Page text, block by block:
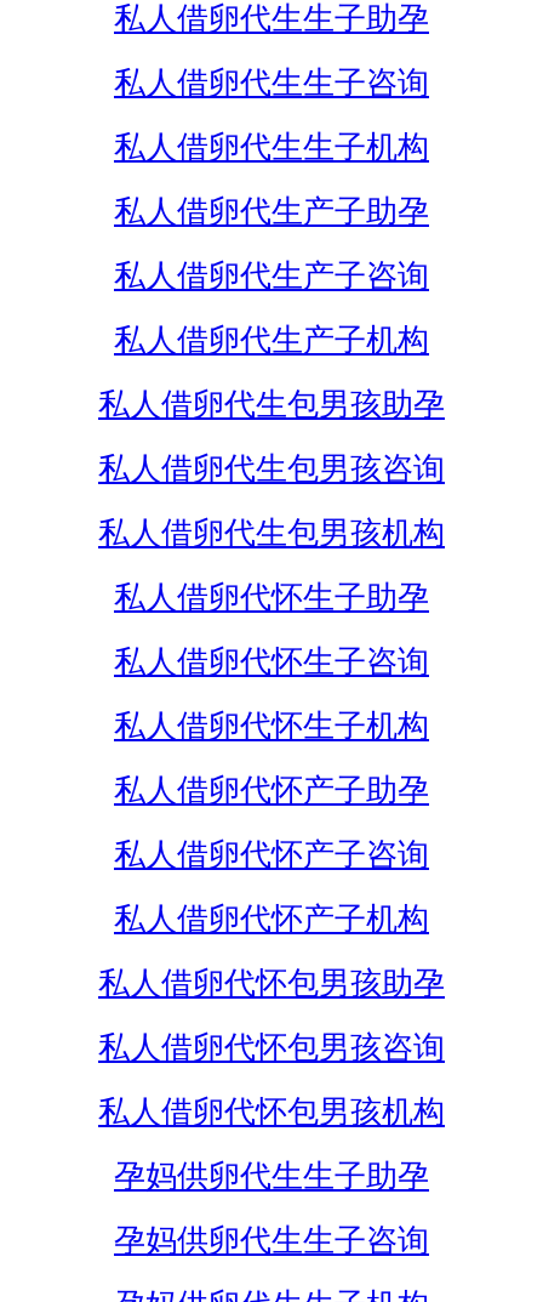
私人借卵代生生子助孕
私人借卵代生生子咨询
私人借卵代生生子机构
私人借卵代生产子助孕
私人借卵代生产子咨询
私人借卵代生产子机构
私人借卵代生包男孩助孕
私人借卵代生包男孩咨询
私人借卵代生包男孩机构
私人借卵代怀生子助孕
私人借卵代怀生子咨询
私人借卵代怀生子机构
私人借卵代怀产子助孕
私人借卵代怀产子咨询
私人借卵代怀产子机构
私人借卵代怀包男孩助孕
私人借卵代怀包男孩咨询
私人借卵代怀包男孩机构
孕妈供卵代生生子助孕
孕妈供卵代生生子咨询